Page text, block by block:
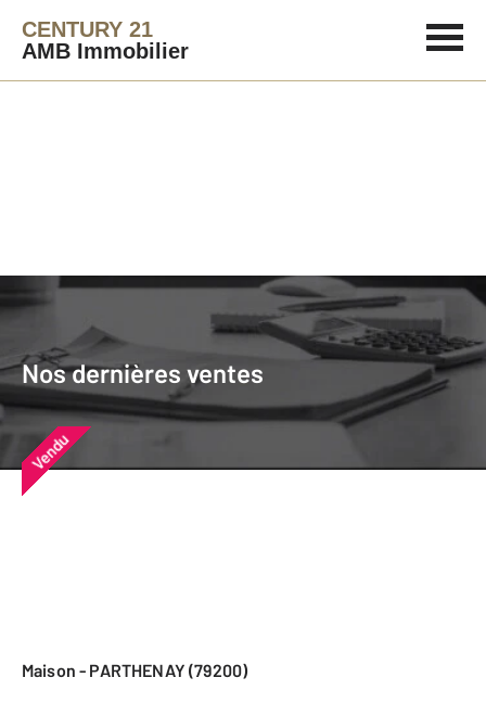
CENTURY 21
AMB Immobilier
Nos dernières ventes
Nos dernières ventes
Nos derniers biens vendus près de
chez vous
Vendu
Maison - PARTHENAY (79200)